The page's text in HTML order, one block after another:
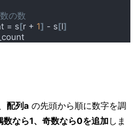
の数
= s[r + 1] - s[l]
配列a の先頭から順に数字を調
数なら1、奇数なら0を追加 しま